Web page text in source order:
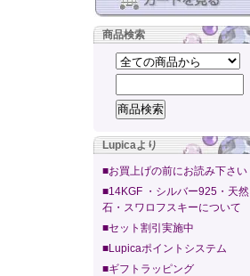
商品検索
Lupicaより
■お買上げの前にお読み下さい
■14KGF ・シルバー925・天然
石・スワロフスキーについて
■セット割引実施中
■Lupicaポイントシステム
■ギフトラッピング